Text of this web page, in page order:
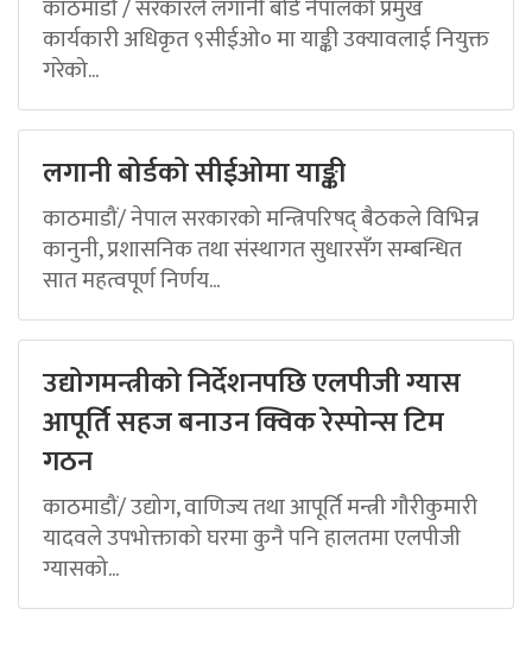
काठमाडौं / सरकारले लगानी बोर्ड नेपालको प्रमुख
कार्यकारी अधिकृत ९सीईओ० मा याङ्की उक्यावलाई नियुक्त
गरेको...
लगानी बोर्डको सीईओमा याङ्की
काठमाडौं/ नेपाल सरकारको मन्त्रिपरिषद् बैठकले विभिन्न
कानुनी, प्रशासनिक तथा संस्थागत सुधारसँग सम्बन्धित
सात महत्वपूर्ण निर्णय...
उद्योगमन्त्रीको निर्देशनपछि एलपीजी ग्यास
आपूर्ति सहज बनाउन क्विक रेस्पोन्स टिम
गठन
काठमाडौं/ उद्योग, वाणिज्य तथा आपूर्ति मन्त्री गौरीकुमारी
यादवले उपभोक्ताको घरमा कुनै पनि हालतमा एलपीजी
ग्यासको...